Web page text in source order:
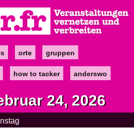
orte gruppen
how to tacker anderswo
24, 2026